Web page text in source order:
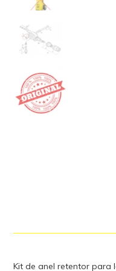
Kit de anel retentor para